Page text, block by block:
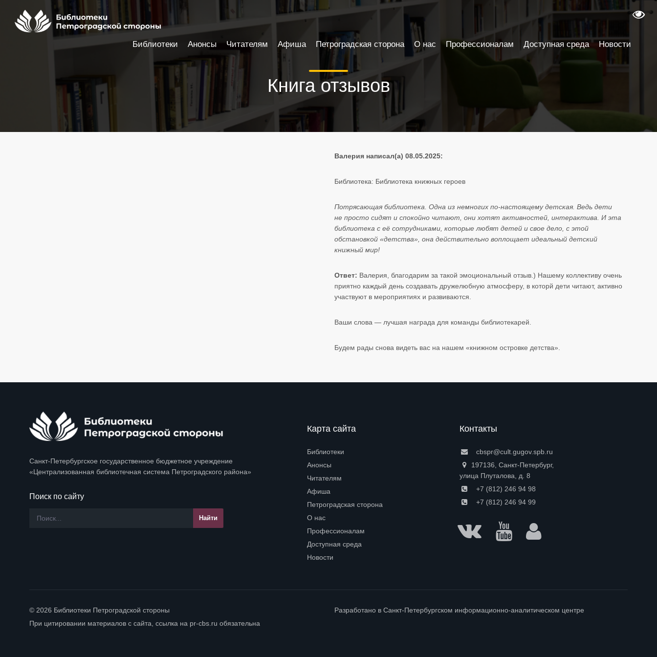
Книга отзывов
Валерия написал(а) 08.05.2025:
Библиотека: Библиотека книжных героев
Потрясающая библиотека. Одна из немногих по-настоящему детская. Ведь дети
не просто сидят и спокойно читают, они хотят активностей, интерактива. И эта
библиотека с её сотрудниками, которые любят детей и свое дело, с этой
обстановкой «детства», она действительно воплощает идеальный детский
книжный мир!
Ответ: Валерия, благодарим за такой эмоциональный отзыв.) Нашему коллективу очень
приятно каждый день создавать дружелюбную атмосферу, в которй дети читают, активно
участвуют в мероприятиях и развиваются.
Ваши слова — лучшая награда для команды библиотекарей.
Будем рады снова видеть вас на нашем «книжном островке детства».
Санкт-Петербургское государственное бюджетное учреждение
«Централизованная библиотечная система Петроградского района»
Поиск по сайту
Карта сайта
Библиотеки
Анонсы
Читателям
Афиша
Петроградская сторона
О нас
Профессионалам
Доступная среда
Новости
Контакты
cbspr@cult.gugov.spb.ru
197136, Санкт-Петербург,
улица Плуталова, д. 8
+7 (812) 246 94 98
+7 (812) 246 94 99
© 2026 Библиотеки Петроградской стороны
При цитировании материалов с сайта, ссылка на pr-cbs.ru обязательна
Разработано в Санкт-Петербургском информационно-аналитическом центре
Библиотеки Анонсы Читателям Афиша Петроградская сторона О нас Профессионалам Доступная среда Новости
Настройки доступности